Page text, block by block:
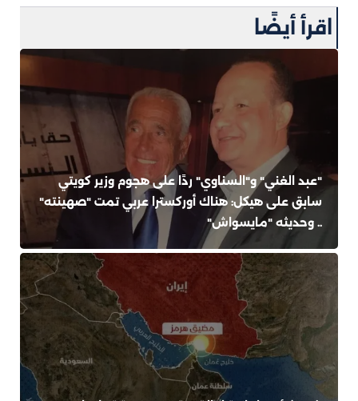
اقرأ أيضًا
"عبد الغني" و"السناوي" ردًا على هجوم وزير كويتي
سابق على هيكل: هناك أوركسترا عربي تمت "صهينته"
.. وحديثه "مايسواش"